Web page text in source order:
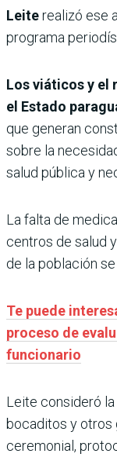
Leiterealizó ese
programa
Los viáticos y el
el Estado
que generan
sobre la
salud pública y
La falta de
centros de salud
de la población
Te puede
proceso de
funcionario
Leite consideró
bocaditos y otros
ceremonial,